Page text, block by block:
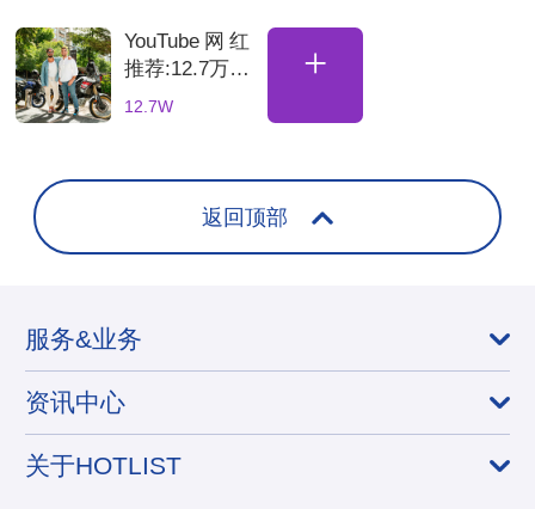
YouTube网红
推荐:12.7万粉
丝土耳其骑行
牌合
12.7W
+
返回顶部
服务&业务
资讯中心
关于HOTLIST